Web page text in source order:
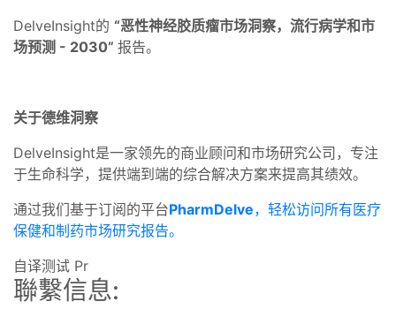
DelveInsight的 “恶性神经胶质瘤市场洞察，流行病学和市
场预测 - 2030” 报告。
关于德维洞察
DelveInsight是一家领先的商业顾问和市场研究公司，专注
于生命科学，提供端到端的综合解决方案来提高其绩效。
通过我们基于订阅的平台PharmDelve，轻松访问所有医疗
保健和制药市场研究报告。
自译测试 Pr
聯繫信息: